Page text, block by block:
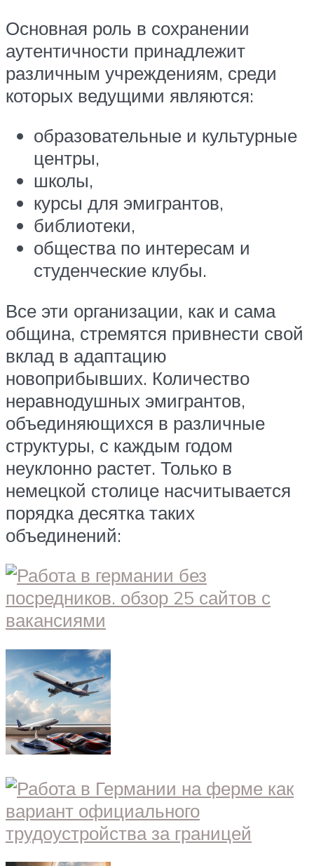
Основная роль в сохранении
аутентичности принадлежит
различным учреждениям, среди
которых ведущими являются:
образовательные и культурные
центры,
школы,
курсы для эмигрантов,
библиотеки,
общества по интересам и
студенческие клубы.
Все эти организации, как и сама
община, стремятся привнести свой
вклад в адаптацию
новоприбывших. Количество
неравнодушных эмигрантов,
объединяющихся в различные
структуры, с каждым годом
неуклонно растет. Только в
немецкой столице насчитывается
порядка десятка таких
объединений: